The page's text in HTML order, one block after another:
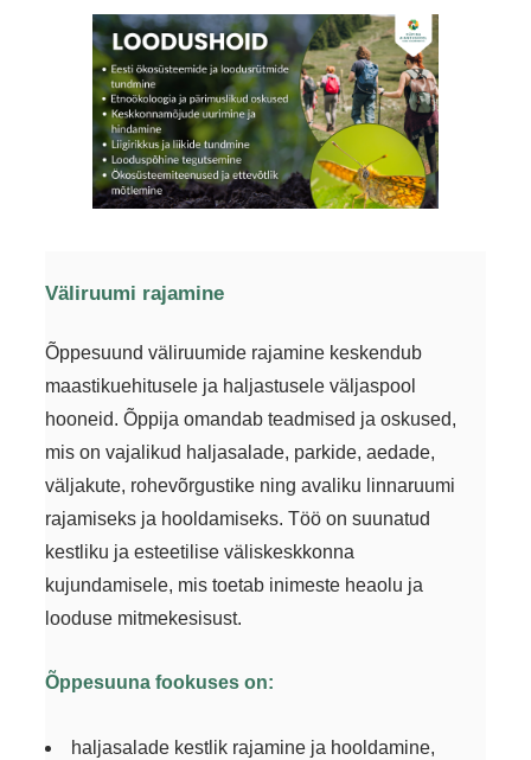
Väliruumi rajamine
Õppesuund väliruumide rajamine keskendub
maastikuehitusele ja haljastusele väljaspool
hooneid. Õppija omandab teadmised ja oskused,
mis on vajalikud haljasalade, parkide, aedade,
väljakute, rohevõrgustike ning avaliku linnaruumi
rajamiseks ja hooldamiseks. Töö on suunatud
kestliku ja esteetilise väliskeskkonna
kujundamisele, mis toetab inimeste heaolu ja
looduse mitmekesisust.
Õppesuuna fookuses on:
haljasalade kestlik rajamine ja hooldamine,